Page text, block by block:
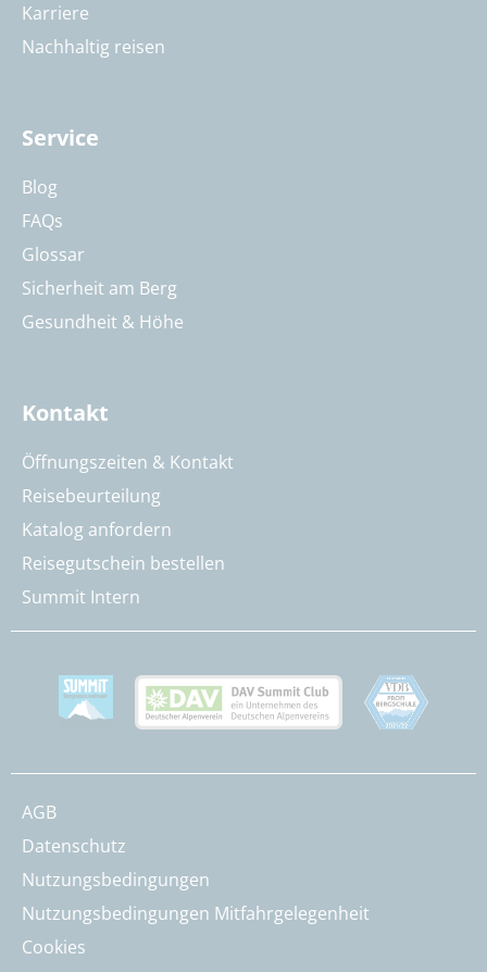
Karriere
Nachhaltig reisen
Service
Blog
FAQs
Glossar
Sicherheit am Berg
Gesundheit & Höhe
Kontakt
Öffnungszeiten & Kontakt
Reisebeurteilung
Katalog anfordern
Reisegutschein bestellen
Summit Intern
AGB
Datenschutz
Nutzungsbedingungen
Nutzungsbedingungen Mitfahrgelegenheit
Cookies